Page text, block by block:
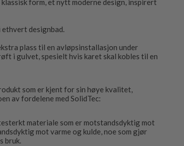
klassisk form, et nytt moderne design, inspirert
designbad.
plass til en avløpsinstallasjon under
i gulvet, spesielt hvis karet skal kobles til en
som er kjent for sin høye kvalitet,
av fordelene med SolidTec:
materiale som er motstandsdyktig mot
mot varme og kulde, noe som gjør
bruk.